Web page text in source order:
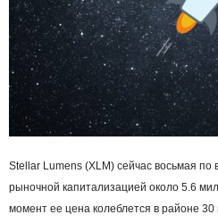
Stellar Lumens (XLM) сейчас восьмая по
рыночной капитализацией около 5.6
момент ее цена колеблется в районе 30